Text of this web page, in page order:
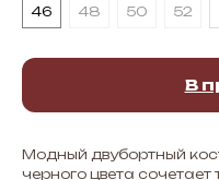
46
48 50 52
В
Модный двубортный
черного цвета сочетает